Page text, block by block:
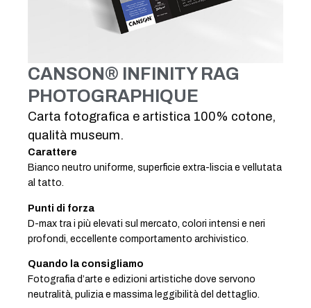
CANSON® INFINITY RAG
PHOTOGRAPHIQUE
Carta fotografica e artistica 100% cotone,
qualità museum.
Carattere
Bianco neutro uniforme, superficie extra-liscia e vellutata
al tatto.
Punti di forza
D-max tra i più elevati sul mercato, colori intensi e neri
profondi, eccellente comportamento archivistico.
Quando la consigliamo
Fotografia d’arte e edizioni artistiche dove servono
neutralità, pulizia e massima leggibilità del dettaglio.